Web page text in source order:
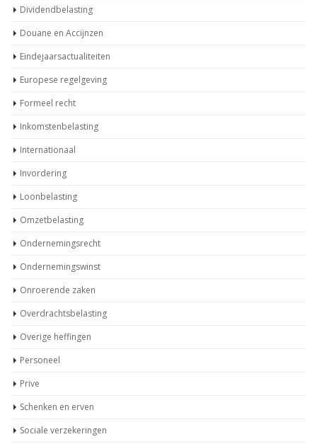
Dividendbelasting
Douane en Accijnzen
Eindejaarsactualiteiten
Europese regelgeving
Formeel recht
Inkomstenbelasting
Internationaal
Invordering
Loonbelasting
Omzetbelasting
Ondernemingsrecht
Ondernemingswinst
Onroerende zaken
Overdrachtsbelasting
Overige heffingen
Personeel
Prive
Schenken en erven
Sociale verzekeringen